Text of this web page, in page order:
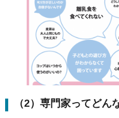
（2）専門家ってどん